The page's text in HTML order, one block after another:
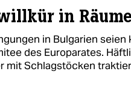
in
in Bulgarien seien
des Europarates.
mit Schlagstöcken